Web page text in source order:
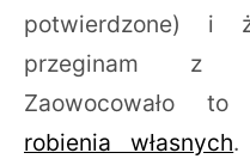
potwierdzone) i
przeginam z
Zaowocowało
robienia własnych.